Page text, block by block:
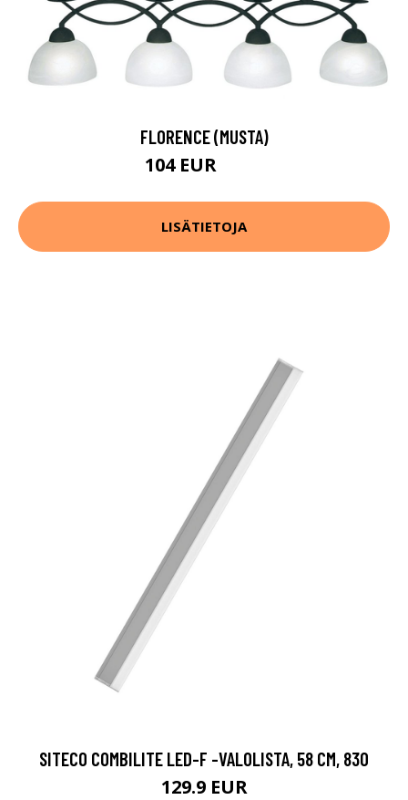
FLORENCE (MUSTA)
104 EUR
LISÄTIETOJA
SITECO COMBILITE LED-F -VALOLISTA, 58 CM, 830
129.9 EUR